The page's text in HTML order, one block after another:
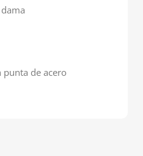
punta de acero